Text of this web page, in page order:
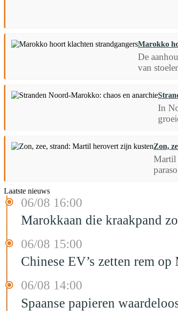
Marokko
De
van
In
Zon,
Martil
Laatste nieuws
06/08 16:00
Marokkaan die kraakpand
06/08 15:00
Chinese EV’s zetten rem
06/08 14:00
Spaanse papieren